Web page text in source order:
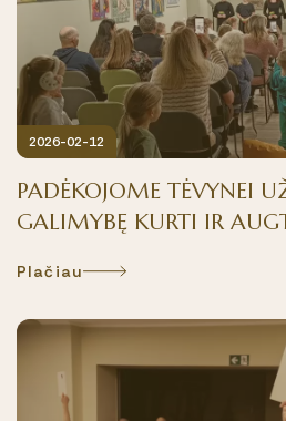
2026-02-12
PADĖKOJOME TĖVYNEI
GALIMYBĘ KURTI IR
Plačiau